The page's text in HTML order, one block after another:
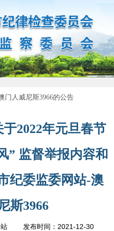
门人威尼斯3966的公告
2022年元旦春节
” 监督举报内容和
纪委监委网站-澳
斯3966
发布时间： 2021-12-30